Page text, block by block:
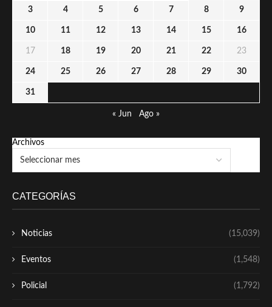
3 4 5 6 7 8 9
10 11 12 13 14 15 16
17 18 19 20 21 22 23
24 25 26 27 28 29 30
31
« Jun Ago »
Archivos
CATEGORÍAS
Noticias (15,039)
Eventos (1,548)
Policial (1,792)